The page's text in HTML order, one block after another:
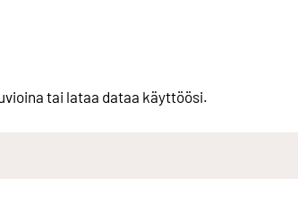
tai lataa dataa käyttöösi.